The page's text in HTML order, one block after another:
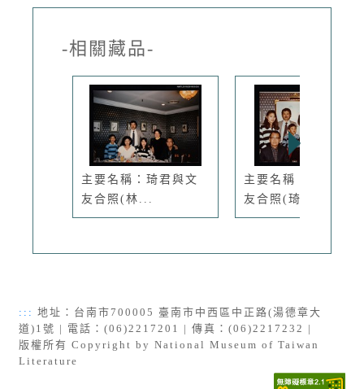
-相關藏品-
主要名稱：琦君與文
友合照(林...
主要名稱：琦君與文
友合照(琦...
::: 地址：台南市700005 臺南市中西區中正路(湯德章大
道)1號 | 電話：(06)2217201 | 傳真：(06)2217232 |
版權所有 Copyright by National Museum of Taiwan
Literature